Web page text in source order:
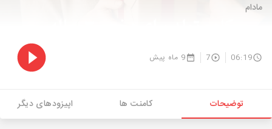
مادام
06:19
7 9 ماه پیش
توضیحات کامنت ها اپیزودهای دیگر